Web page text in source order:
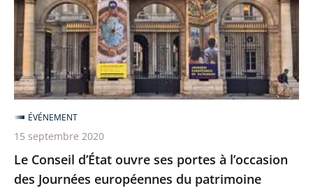
ses
portes
à
l’occasion
des
Journées
européennes
du
patrimoine
Le Conseil d’État ouvre ses portes à l’occasion
des Journées européennes du patrimoine
ÉVÉNEMENT
15 septembre 2020